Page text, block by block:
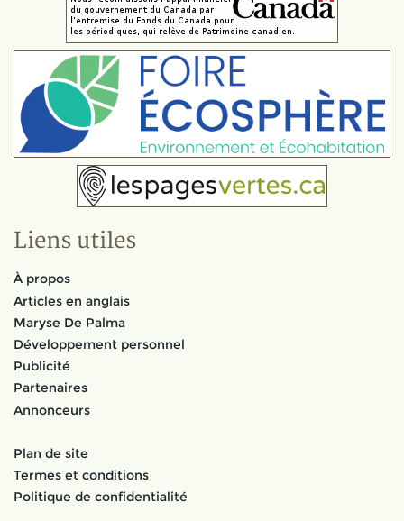
Liens utiles
À propos
Articles en anglais
Maryse De Palma
Développement personnel
Publicité
Partenaires
Annonceurs
Plan de site
Termes et conditions
Politique de confidentialité